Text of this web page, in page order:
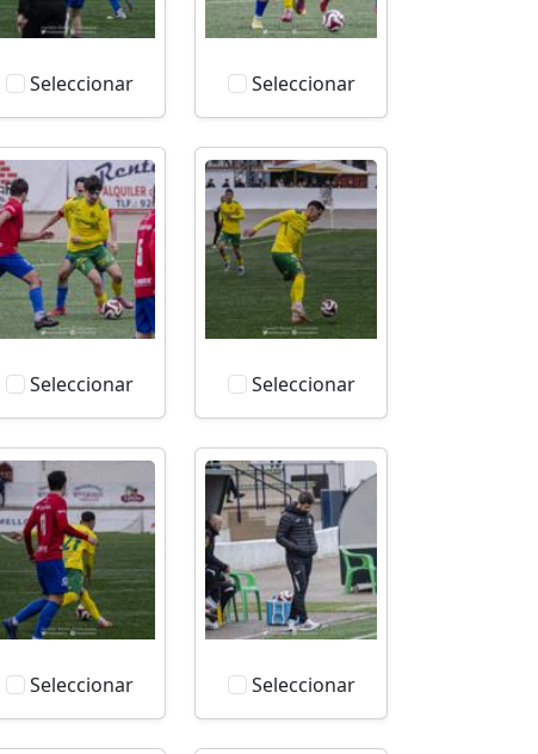
Seleccionar Seleccionar
Seleccionar Seleccionar
Seleccionar Seleccionar